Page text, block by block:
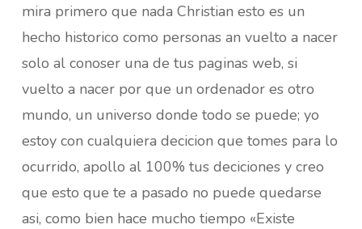
mira primero que nada Christian esto es un
hecho historico como personas an vuelto a nacer
solo al conoser una de tus paginas web, si
vuelto a nacer por que un ordenador es otro
mundo, un universo donde todo se puede; yo
estoy con cualquiera decicion que tomes para lo
ocurrido, apollo al 100% tus deciciones y creo
que esto que te a pasado no puede quedarse
asi, como bien hace mucho tiempo «Existe